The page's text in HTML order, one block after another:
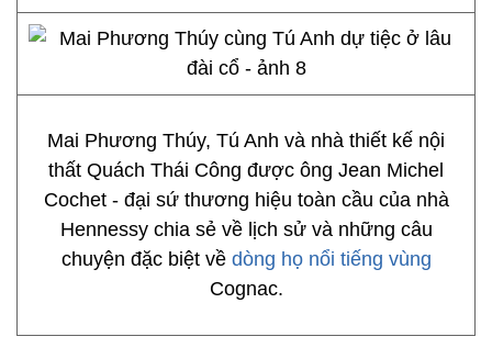
Mai Phương Thúy, Tú Anh và nhà thiết kế nội
thất Quách Thái Công được ông Jean Michel
Cochet - đại sứ thương hiệu toàn cầu của nhà
Hennessy chia sẻ về lịch sử và những câu
chuyện đặc biệt về dòng họ nổi tiếng vùng
Cognac.